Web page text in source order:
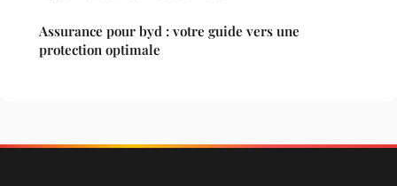
Assurance pour byd : votre guide vers une
protection optimale